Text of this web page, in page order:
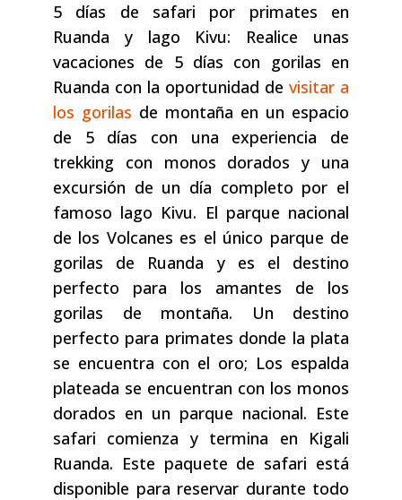
5 días de safari por primates en
Ruanda y lago Kivu: Realice unas
vacaciones de 5 días con gorilas en
Ruanda con la oportunidad de visitar a
los gorilas de montaña en un espacio
de 5 días con una experiencia de
trekking con monos dorados y una
excursión de un día completo por el
famoso lago Kivu. El parque nacional
de los Volcanes es el único parque de
gorilas de Ruanda y es el destino
perfecto para los amantes de los
gorilas de montaña. Un destino
perfecto para primates donde la plata
se encuentra con el oro; Los espalda
plateada se encuentran con los monos
dorados en un parque nacional. Este
safari comienza y termina en Kigali
Ruanda. Este paquete de safari está
disponible para reservar durante todo